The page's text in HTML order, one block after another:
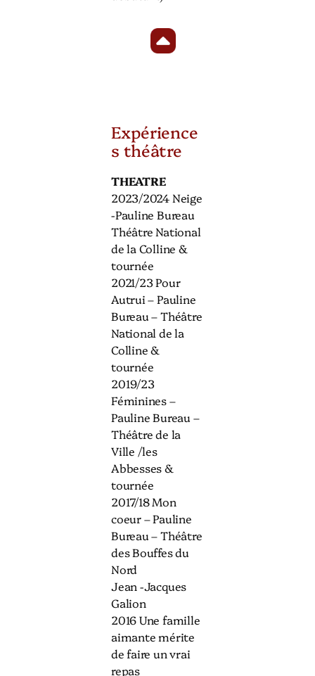
Expérience
s théâtre
THEATRE
2023/2024 Neige
-Pauline Bureau
Théâtre National
de la Colline &
tournée
2021/23 Pour
Autrui – Pauline
Bureau – Théâtre
National de la
Colline &
tournée
2019/23
Féminines –
Pauline Bureau –
Théâtre de la
Ville /les
Abbesses &
tournée
2017/18 Mon
coeur – Pauline
Bureau – Théâtre
des Bouffes du
Nord
Jean -Jacques
Galion
2016 Une famille
aimante mérite
de faire un vrai
repas